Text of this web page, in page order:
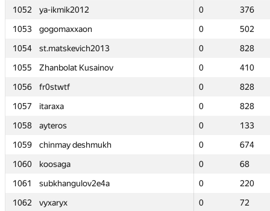
1052
ya-ikmik2012 0
376
1053
gogomaxxaon 0
502
1054
st.matskevich2013 0
828
1055
Zhanbolat Kusainov 0
410
1056
fr0stwtf 0
828
1057
itaraxa 0
828
1058
ayteros 0
133
1059
chinmay deshmukh 0
674
1060
koosaga 0
68
1061
subkhangulov2e4a 0
220
1062
vyxaryx 0
72
1052
ya-ikmik2012 0
376
1053
gogomaxxaon 0
502
1054
st.matskevich2013 0
828
1055
Zhanbolat Kusainov 0
410
1056
fr0stwtf 0
828
1057
itaraxa 0
828
1058
ayteros 0
133
1059
chinmay deshmukh 0
674
1060
koosaga 0
68
1061
subkhangulov2e4a 0
220
1062
vyxaryx 0
72